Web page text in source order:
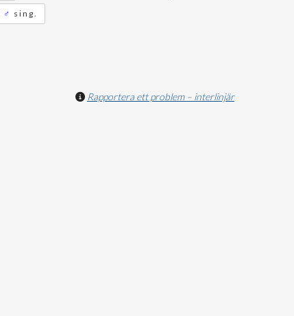
♂ sing.
Rapportera ett problem – interlinjär